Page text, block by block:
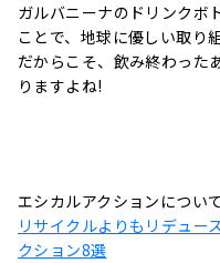
ガルバニーナのドリンクボ
ことで、地球に優しい取り
だからこそ、飲み終わった
りますよね!
エシカルアクションについ
リサイクルよりもリデュー
クション8選